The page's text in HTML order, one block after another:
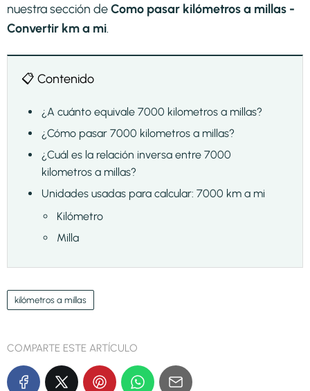
nuestra sección deComo pasar kilómetros a millas -
Convertir km a mi.
📋 Contenido
¿A cuánto equivale 7000 kilometros a millas?
¿Cómo pasar 7000 kilometros a millas?
¿Cuál es la relación inversa entre 7000
kilometros a millas?
Unidades usadas para calcular: 7000 km a mi
Kilómetro
Milla
kilómetros a millas
COMPARTE ESTE ARTÍCULO